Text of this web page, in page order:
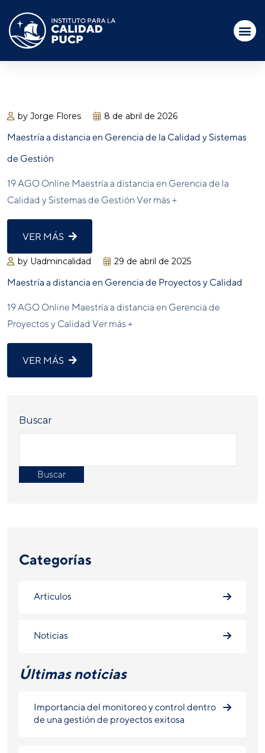
by Jorge Flores 8 de abril de 2026
Maestría a distancia en Gerencia de la Calidad y Sistemas
de Gestión
19 AGO Online Maestría a distancia en Gerencia de la
Calidad y Sistemas de Gestión Ver más +
VER MÁS
by Uadmincalidad 29 de abril de 2025
Maestría a distancia en Gerencia de Proyectos y Calidad
19 AGO Online Maestría a distancia en Gerencia de
Proyectos y Calidad Ver más +
VER MÁS
Buscar
Buscar
Categorías
Articulos
Noticias
Últimas noticias
Importancia del monitoreo y control dentro
de una gestión de proyectos exitosa